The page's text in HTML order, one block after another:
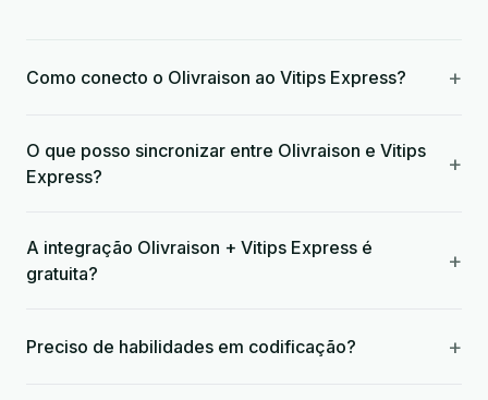
Como conecto o Olivraison ao Vitips Express? +
O que posso sincronizar entre Olivraison e Vitips
Express?
+
A integração Olivraison + Vitips Express é
gratuita?
+
Preciso de habilidades em codificação? +